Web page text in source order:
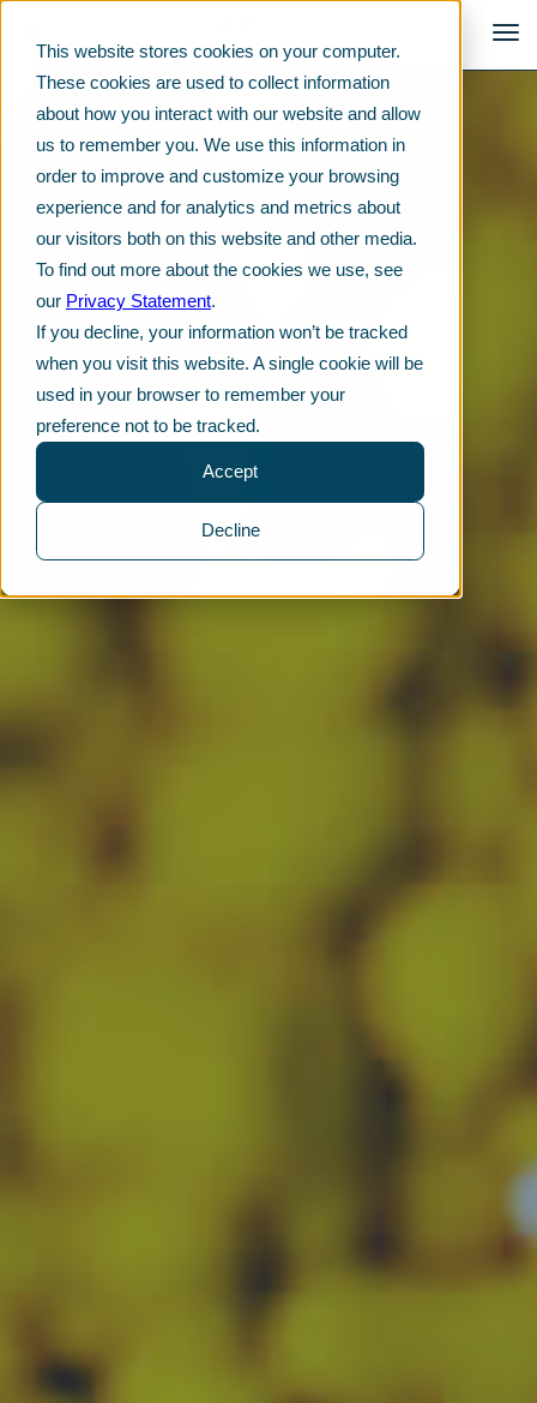
This website stores cookies on your computer.
These cookies are used to collect information
about how you interact with our website and allow
us to remember you. We use this information in
order to improve and customize your browsing
experience and for analytics and metrics about
our visitors both on this website and other media.
To find out more about the cookies we use, see
our Privacy Statement.
If you decline, your information won’t be tracked
when you visit this website. A single cookie will be
used in your browser to remember your
preference not to be tracked.
Accept
Decline
Telkon Blogi
Tuoreita tuotekehitysideoita ja
arvokkaita vinkkejä esimerkiksi
muoviraaka-aineiden, kemikaalien
ja voiteluaineiden käyttöön.